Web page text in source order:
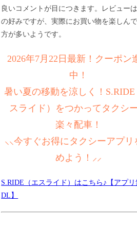
良いコメントが目につきます。レビュー
の好みですが、実際にお買い物を楽しん
方が多いようです。
2026年7月22日最新！クーポン
中！
暑い夏の移動を涼しく！S.RIDE
スライド）をつかってタクシ
楽々配車！
⸜⸜今すぐお得にタクシーアプリ
めよう！⸝⸝
S.RIDE（エスライド）はこちら♪【アプ
DL】